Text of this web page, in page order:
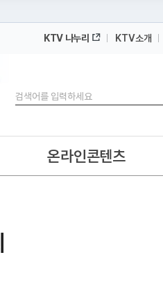
KTV 나누리 KTV소개
검색
온라인콘텐츠